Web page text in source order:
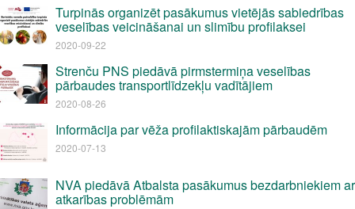
Turpinās organizēt pasākumus vietējās sabiedrības
veselības veicināšanai un slimību profilaksei
2020-09-22
Strenču PNS piedāvā pirmstermiņa veselības
pārbaudes transportlīdzekļu vadītājiem
2020-08-26
Informācija par vēža profilaktiskajām pārbaudēm
2020-07-13
NVA piedāvā Atbalsta pasākumus bezdarbniekiem ar
atkarības problēmām